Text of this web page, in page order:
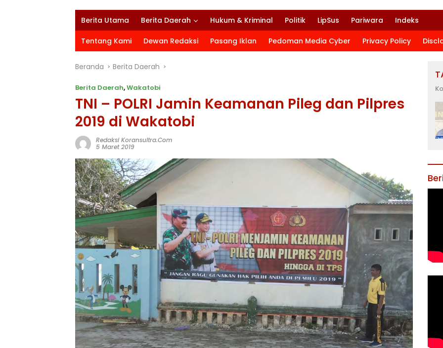
Berita Utama Berita Daerah Hukum & Kriminal Politik LipSus Pariwara Indeks
Tentang Kami Dewan Redaksi Pasang Iklan Pedoman Media Cyber Privacy Policy
Beranda Berita Daerah
Berita Daerah,Wakatobi
TNI – POLRI Jamin Keamanan Pileg dan Pilpres
2019 di Wakatobi
Redaksi Koransultra.com
5 Maret 2019